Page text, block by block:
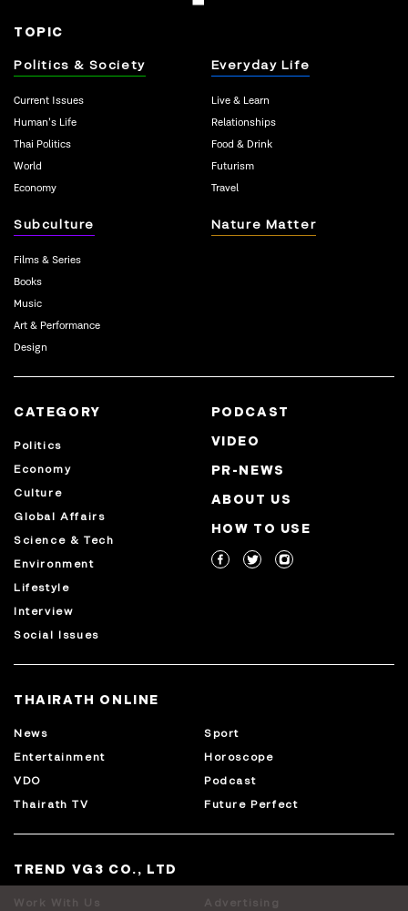
TOPIC
Politics & Society
Current Issues
Human’s Life
Thai Politics
World
Economy
Everyday Life
Live & Learn
Relationships
Food & Drink
Futurism
Travel
Subculture
Films & Series
Books
Music
Art & Performance
Design
Nature Matter
CATEGORY
Politics
Economy
Culture
Global Affairs
Science & Tech
Environment
Lifestyle
Interview
Social Issues
PODCAST
VIDEO
PR-NEWS
ABOUT US
HOW TO USE
THAIRATH ONLINE
News
Sport
Entertainment
Horoscope
VDO
Podcast
Thairath TV
Future Perfect
TREND VG3 CO., LTD
Work With Us Advertising